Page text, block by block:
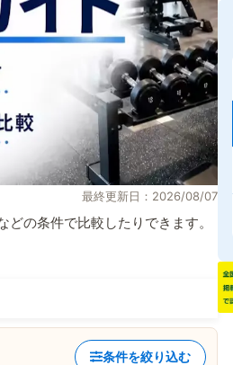
最終更新日：2026/08/07
の条件で比較したりできます。
条件を絞り込む